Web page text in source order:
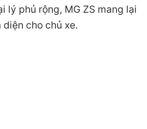
lý phủ rộng, MG ZS mang lại
cho chủ xe.